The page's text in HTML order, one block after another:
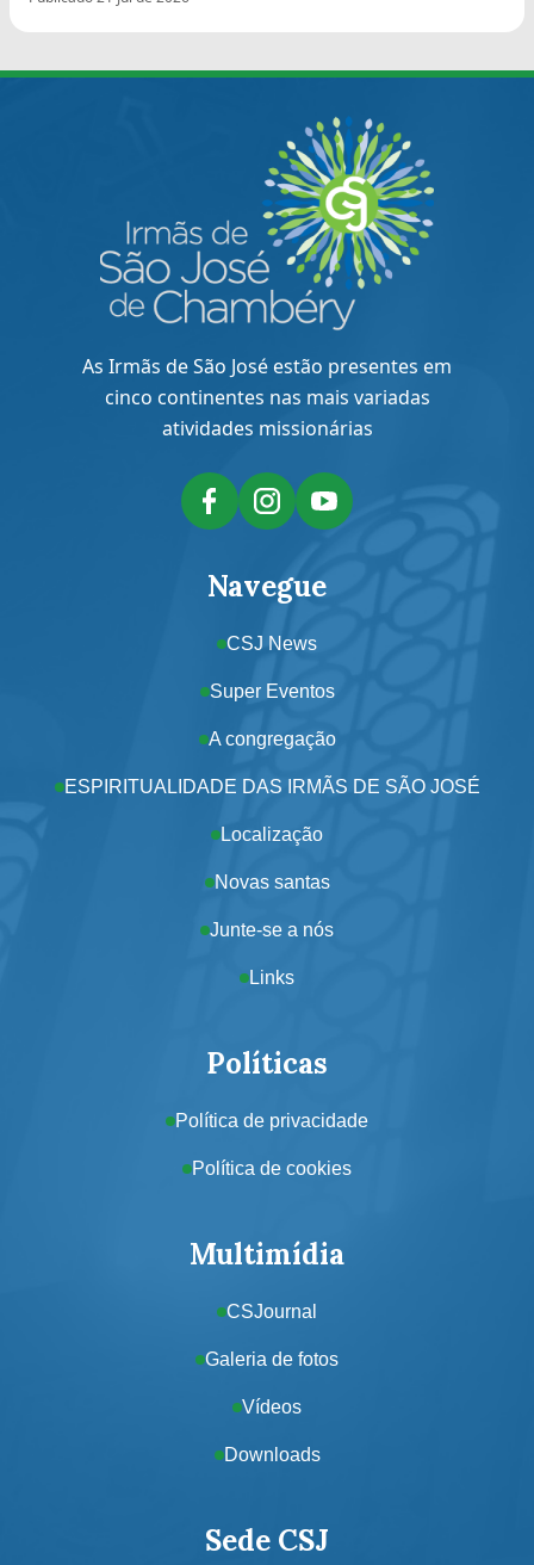
As Irmãs de São José estão presentes em
cinco continentes nas mais variadas
atividades missionárias
Navegue
CSJ News
Super Eventos
A congregação
ESPIRITUALIDADE DAS IRMÃS DE SÃO JOSÉ
Localização
Novas santas
Junte-se a nós
Links
Políticas
Política de privacidade
Política de cookies
Multimídia
CSJournal
Galeria de fotos
Vídeos
Downloads
Sede CSJ